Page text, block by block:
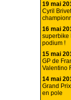
19 mai
Cyril
16 mai
superbike
podium !
15 mai
GP de
Valentino
14 mai
Grand
en pole